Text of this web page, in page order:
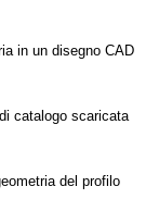
in un disegno CAD
catalogo scaricata
del profilo